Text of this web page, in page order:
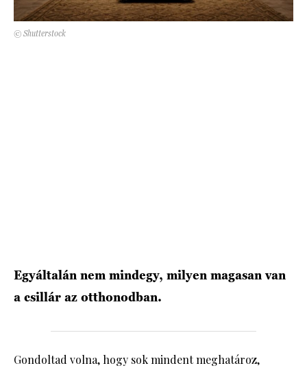
© Shutterstock
Egyáltalán nem mindegy, milyen magasan van
a csillár az otthonodban.
Gondoltad volna, hogy sok mindent meghatároz,